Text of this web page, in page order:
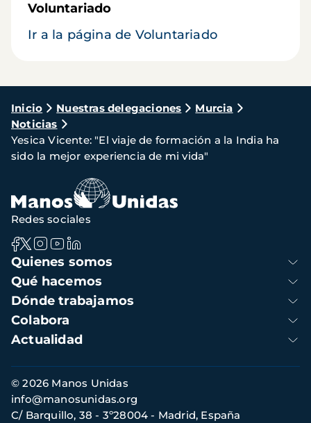
Voluntariado
Ir a la página de Voluntariado
Ruta
de
navegación
Inicio Nuestras delegaciones
Murcia
Noticias
Yesica Vicente: "El viaje de formación a la India ha
sido la mejor experiencia de mi vida"
Navegación
principal
Quienes somos
Qué hacemos
Dónde trabajamos
Colabora
Actualidad
Redes sociales
Información
de
contacto
© 2026 Manos Unidas
C/ Barquillo, 38 - 3º28004 - Madrid, España
info@manosunidas.org